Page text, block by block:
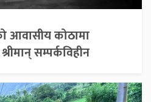
आवासीय कोठामा
सम्पर्कविहीन